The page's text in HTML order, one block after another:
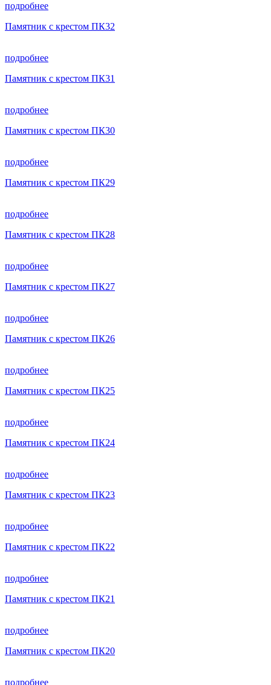
подробнее
Памятник с крестом ПК32
подробнее
Памятник с крестом ПК31
подробнее
Памятник с крестом ПК30
подробнее
Памятник с крестом ПК29
подробнее
Памятник с крестом ПК28
подробнее
Памятник с крестом ПК27
подробнее
Памятник с крестом ПК26
подробнее
Памятник с крестом ПК25
подробнее
Памятник с крестом ПК24
подробнее
Памятник с крестом ПК23
подробнее
Памятник с крестом ПК22
подробнее
Памятник с крестом ПК21
подробнее
Памятник с крестом ПК20
подробнее